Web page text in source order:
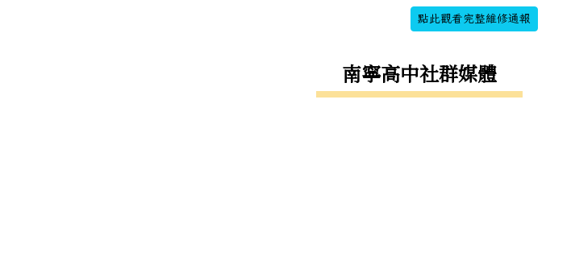
點此觀看完整維修通報
南寧高中社群媒體